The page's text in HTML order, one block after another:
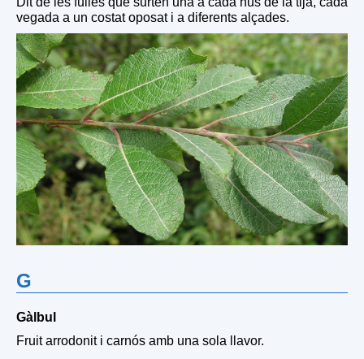
vegada a un costat oposat i a diferents alçades.
G
Gàlbul
Fruit arrodonit i carnós amb una sola llavor.